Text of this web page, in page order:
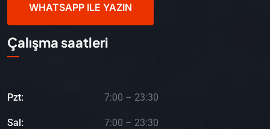
WHATSAPP ILE YAZIN
Çalışma saatleri
Pzt: 7:00 – 23:30
Sal: 7:00 – 23:30